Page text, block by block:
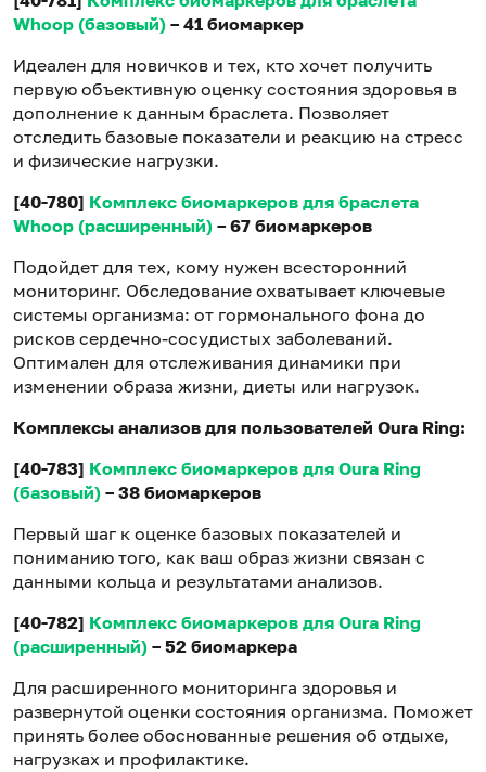
Whoop (базовый) – 41 биомаркер
Идеален для новичков и тех, кто хочет получить
первую объективную оценку состояния здоровья в
дополнение к данным браслета. Позволяет
отследить базовые показатели и реакцию на стресс
и физические нагрузки.
[40-780] Комплекс биомаркеров для браслета
Whoop (расширенный) – 67 биомаркеров
Подойдет для тех, кому нужен всесторонний
мониторинг. Обследование охватывает ключевые
системы организма: от гормонального фона до
рисков сердечно-сосудистых заболеваний.
Оптимален для отслеживания динамики при
изменении образа жизни, диеты или нагрузок.
Комплексы анализов для пользователей Oura Ring:
[40-783] Комплекс биомаркеров для Oura Ring
(базовый) – 38 биомаркеров
Первый шаг к оценке базовых показателей и
пониманию того, как ваш образ жизни связан с
данными кольца и результатами анализов.
[40-782] Комплекс биомаркеров для Oura Ring
(расширенный) – 52 биомаркера
Для расширенного мониторинга здоровья и
развернутой оценки состояния организма. Поможет
принять более обоснованные решения об отдыхе,
нагрузках и профилактике.